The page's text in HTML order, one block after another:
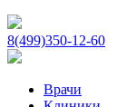
8(499)350-12-60
Врачи